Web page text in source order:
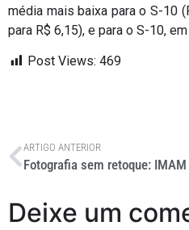
média mais baixa para o S-10
para R$ 6,15), e para o S-10,
Post Views: 469
ARTIGO ANTERIOR
Deixe um